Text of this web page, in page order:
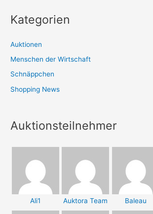
Kategorien
Auktionen
Menschen der Wirtschaft
Schnäppchen
Shopping News
Auktionsteilnehmer
Ali1 Auktora Team Baleau